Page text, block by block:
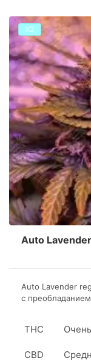
Х2
Auto
Auto Lavender
с
боксах.
THC
CBD